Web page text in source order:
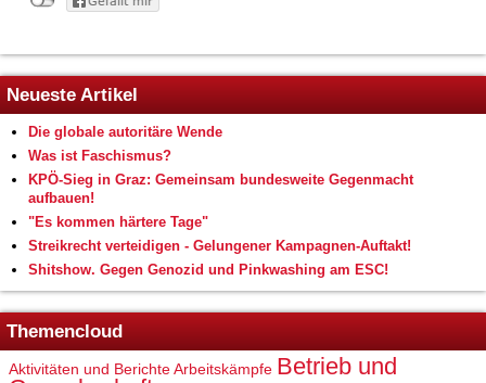
Neueste Artikel
Die globale autoritäre Wende
Was ist Faschismus?
KPÖ-Sieg in Graz: Gemeinsam bundesweite Gegenmacht
aufbauen!
"Es kommen härtere Tage"
Streikrecht verteidigen - Gelungener Kampagnen-Auftakt!
Shitshow. Gegen Genozid und Pinkwashing am ESC!
Themencloud
Aktivitäten und BerichteArbeitskämpfe Betrieb und